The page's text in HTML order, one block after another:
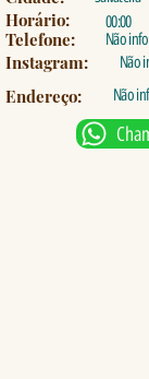
Horário: 00:00
Telefone: Não
Instagram: Não
Endereço: Não